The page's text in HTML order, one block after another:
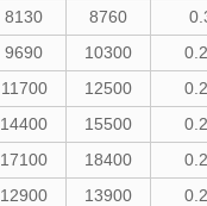
8130 8760
9690 10300
11700 12500
14400 15500
17100 18400
12900 13900